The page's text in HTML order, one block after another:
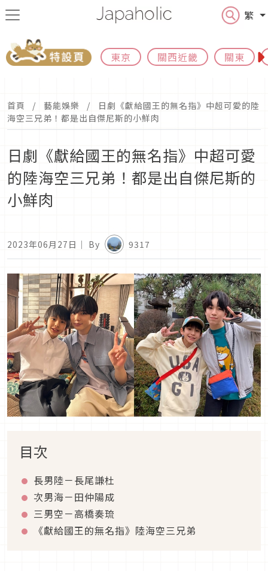
繁
東京 關西近畿 關東
首頁 藝能娛樂
日劇《獻給國王的無名指》中超可愛的陸
海空三兄弟！都是出自傑尼斯的小鮮肉
日劇《獻給國王的無名指》中超可愛
的陸海空三兄弟！都是出自傑尼斯的
小鮮肉
2023年06月27日 ｜ By 9317
目次
長男陸－長尾謙杜
次男海－田仲陽成
三男空－高橋奏琉
《獻給國王的無名指》陸海空三兄弟